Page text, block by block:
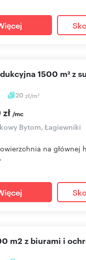
20 zł/m2
1500 m² z
/mc
Bytom, Łagiewniki
na
m2 z biurami i